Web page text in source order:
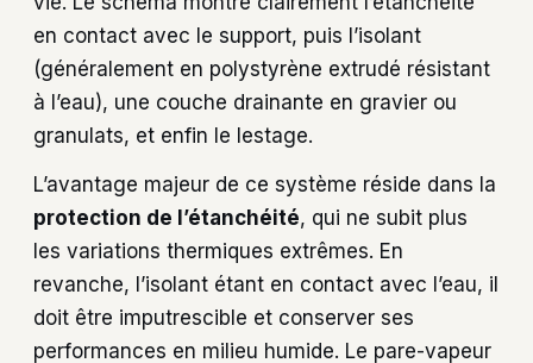
en contact avec le support, puis l’isolant
(généralement en polystyrène extrudé résistant
à l’eau), une couche drainante en gravier ou
granulats, et enfin le lestage.
L’avantage majeur de ce système réside dans la
protection de l’étanchéité, qui ne subit plus
les variations thermiques extrêmes. En
revanche, l’isolant étant en contact avec l’eau, il
doit être imputrescible et conserver ses
performances en milieu humide. Le pare-vapeur